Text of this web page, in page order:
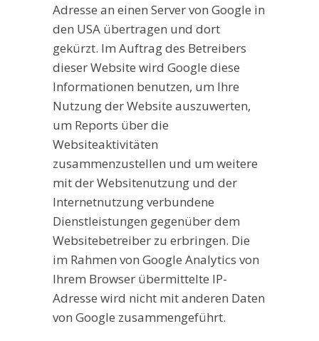
Adresse an einen Server von Google in
den USA übertragen und dort
gekürzt. Im Auftrag des Betreibers
dieser Website wird Google diese
Informationen benutzen, um Ihre
Nutzung der Website auszuwerten,
um Reports über die
Websiteaktivitäten
zusammenzustellen und um weitere
mit der Websitenutzung und der
Internetnutzung verbundene
Dienstleistungen gegenüber dem
Websitebetreiber zu erbringen. Die
im Rahmen von Google Analytics von
Ihrem Browser übermittelte IP-
Adresse wird nicht mit anderen Daten
von Google zusammengeführt.